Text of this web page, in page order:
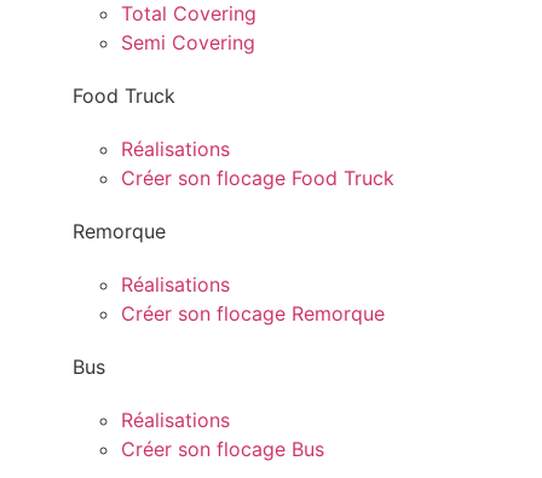
Total Covering
Semi Covering
Food Truck
Réalisations
Créer son flocage Food Truck
Remorque
Réalisations
Créer son flocage Remorque
Bus
Réalisations
Créer son flocage Bus